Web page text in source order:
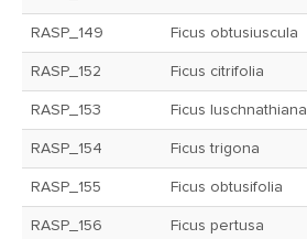
RASP_149 Ficus obtusiuscula
RASP_152 Ficus citrifolia
RASP_153 Ficus luschnathiana
RASP_154 Ficus trigona
RASP_155 Ficus obtusifolia
RASP_156 Ficus pertusa